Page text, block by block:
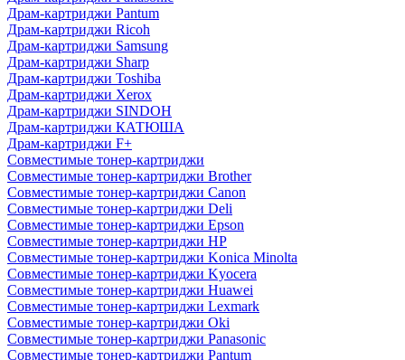
Драм-картриджи Pantum
Драм-картриджи Ricoh
Драм-картриджи Samsung
Драм-картриджи Sharp
Драм-картриджи Toshiba
Драм-картриджи Xerox
Драм-картриджи SINDOH
Драм-картриджи КАТЮША
Драм-картриджи F+
Совместимые тонер-картриджи
Совместимые тонер-картриджи Brother
Совместимые тонер-картриджи Canon
Совместимые тонер-картриджи Deli
Совместимые тонер-картриджи Epson
Совместимые тонер-картриджи HP
Совместимые тонер-картриджи Konica Minolta
Совместимые тонер-картриджи Kyocera
Совместимые тонер-картриджи Huawei
Совместимые тонер-картриджи Lexmark
Совместимые тонер-картриджи Oki
Совместимые тонер-картриджи Panasonic
Совместимые тонер-картриджи Pantum